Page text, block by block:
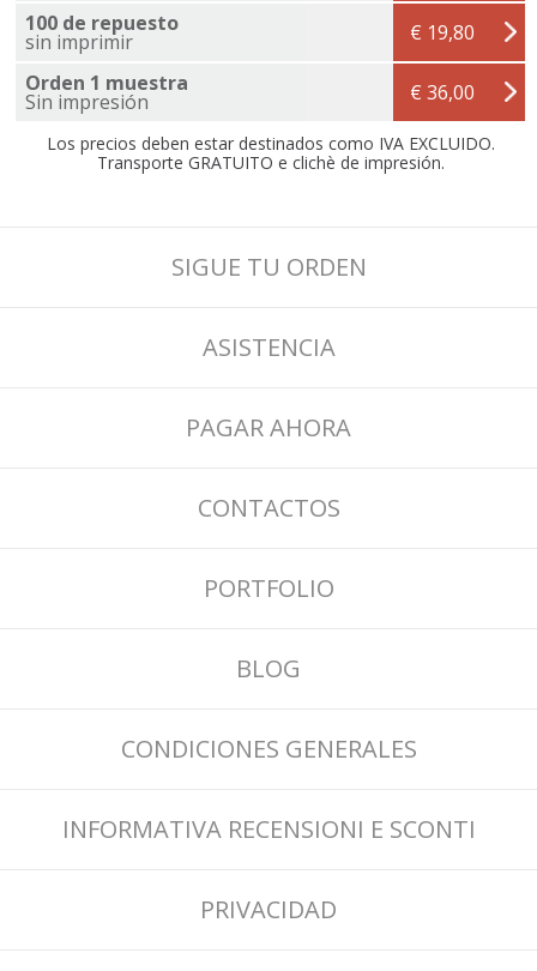
100 de repuesto
sin imprimir
€ 19,80
Orden 1 muestra
Sin impresión € 36,00
Los precios deben estar destinados como IVA EXCLUIDO.
Transporte GRATUITO e clichè de impresión.
SIGUE TU ORDEN
ASISTENCIA
PAGAR AHORA
CONTACTOS
PORTFOLIO
BLOG
CONDICIONES GENERALES
INFORMATIVA RECENSIONI E SCONTI
PRIVACIDAD